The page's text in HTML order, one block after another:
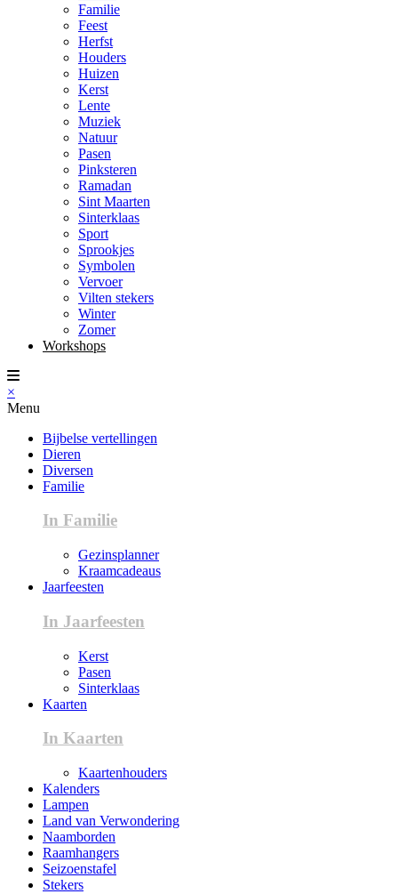
Familie
Feest
Herfst
Houders
Huizen
Kerst
Lente
Muziek
Natuur
Pasen
Pinksteren
Ramadan
Sint Maarten
Sinterklaas
Sport
Sprookjes
Symbolen
Vervoer
Vilten stekers
Winter
Zomer
Workshops
×
Menu
Bijbelse vertellingen
Dieren
Diversen
Familie
In Familie
Gezinsplanner
Kraamcadeaus
Jaarfeesten
In Jaarfeesten
Kerst
Pasen
Sinterklaas
Kaarten
In Kaarten
Kaartenhouders
Kalenders
Lampen
Land van Verwondering
Naamborden
Raamhangers
Seizoenstafel
Stekers